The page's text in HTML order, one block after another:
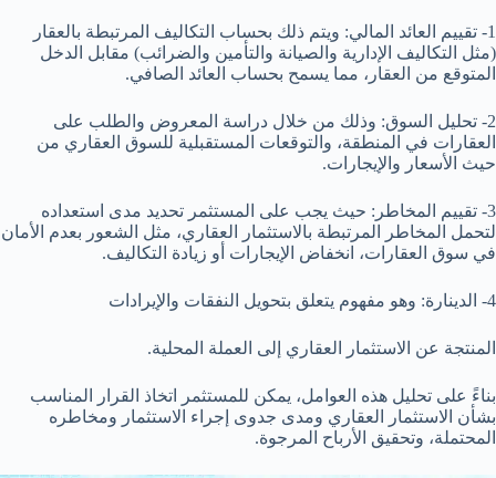
1- تقييم العائد المالي: ويتم ذلك بحساب التكاليف المرتبطة بالعقار
(مثل التكاليف الإدارية والصيانة والتأمين والضرائب) مقابل الدخل
المتوقع من العقار، مما يسمح بحساب العائد الصافي.
2- تحليل السوق: وذلك من خلال دراسة المعروض والطلب على
العقارات في المنطقة، والتوقعات المستقبلية للسوق العقاري من
حيث الأسعار والإيجارات.
3- تقييم المخاطر: حيث يجب على المستثمر تحديد مدى استعداده
لتحمل المخاطر المرتبطة بالاستثمار العقاري، مثل الشعور بعدم الأمان
في سوق العقارات، انخفاض الإيجارات أو زيادة التكاليف.
4- الدينارة: وهو مفهوم يتعلق بتحويل النفقات والإيرادات
المنتجة عن الاستثمار العقاري إلى العملة المحلية.
بناءً على تحليل هذه العوامل، يمكن للمستثمر اتخاذ القرار المناسب
بشأن الاستثمار العقاري ومدى جدوى إجراء الاستثمار ومخاطره
المحتملة، وتحقيق الأرباح المرجوة.